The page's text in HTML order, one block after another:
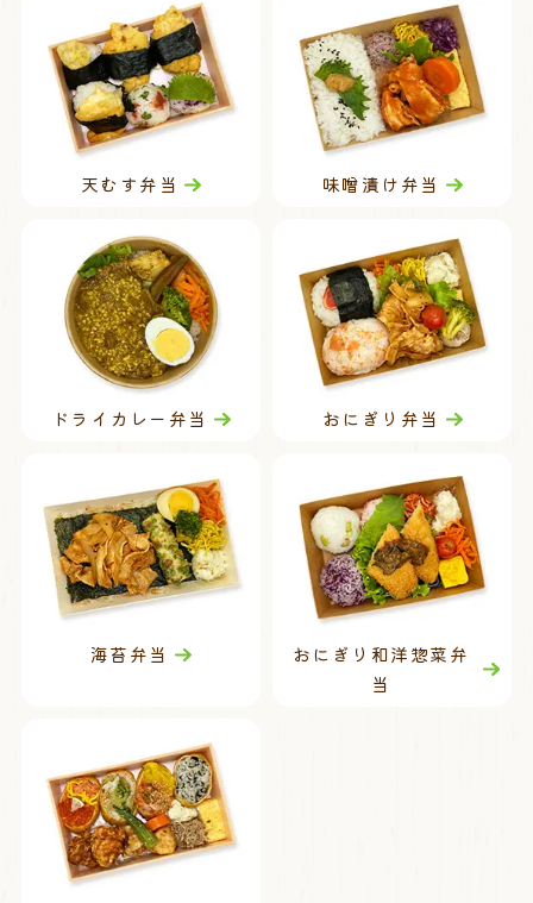
天むす弁当 味噌漬け弁当
ドライカレー弁当 おにぎり弁当
海苔弁当
おにぎり和洋惣菜弁
当